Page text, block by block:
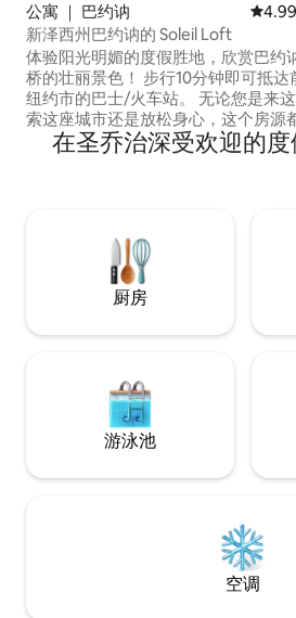
公寓 ｜ 巴约讷 平均
新泽西州巴约讷的 Soleil Loft
体验阳光明媚的度假胜地，欣赏巴约
桥的壮丽景色！ 步行10分钟即可抵达
纽约市的巴士/火车站。 无论您是来这里探
索这座城市还是放松身心，这个房源
为您带来难忘的住宿体验。 舒适的布置，
设有两间卧室、全功能卫生间、优质
MetLife Stadium ） 25-30 距离EWR机
15-20分钟 距肯尼迪国际机场（JFK）
在圣乔治深受欢迎的
厨房
游泳池
空调